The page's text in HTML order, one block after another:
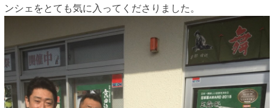
ンシェをとても気に入ってくださりました。